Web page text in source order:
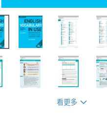
看更多